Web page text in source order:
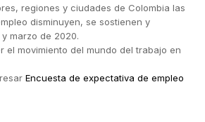
regiones y ciudades de Colombia las
disminuyen, se sostienen y
marzo de 2020.
el movimiento del mundo del trabajo en
Encuesta de expectativa de empleo